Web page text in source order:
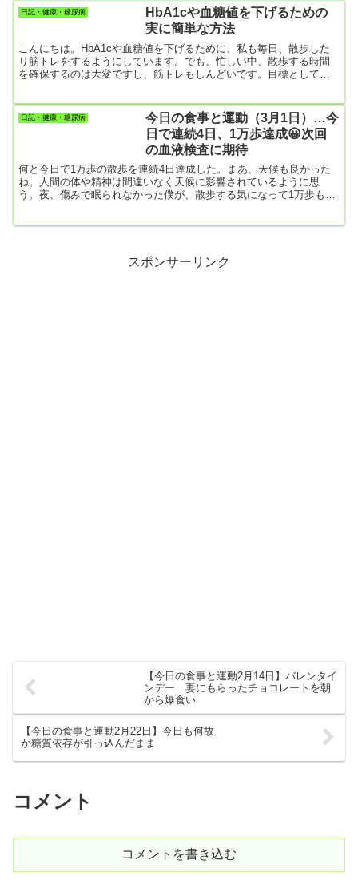
いました。それにいったん甘いものを食べだすとますます食欲がわ
いて、ソーメンやうどんの大盛り、焼きそばの大盛り、炊き込みお
こわのおにぎりを一度に4個、デニッシュ食パン（1斤...
日記・健康・糖尿病
HbA1cや血糖値を下げるための
実に簡単な方法
こんにちは。HbA1cや血糖値を下げるために、私も毎日、散歩した
り筋トレをするようにしています。でも、忙しい中、散歩する時間
を確保するのは大変ですし、筋トレもしんどいです。目標として
はHbA1cや体重を減らすのには大した影響はないんですよね。 も
ちろん「塵も積もれば山となる」で、毎日続けることで大きな効果
はあるんですけど、いい汗をかいからと自分に言い訳して、ビール
日記・健康・糖尿病
今日の食事と運動（3月1日）…今
日で連続4日、1万歩達成😀次回
の血液検査に期待
何と今日で1万歩の散歩を連続4日達成した。まあ、天候も良かった
ね。人間の体や精神は間違いなく天候に影響されているように思
う。夜、傷みで眠られなかった僕が、散歩する気になって1万歩も気
ー・ピーナツ 50ｇ・牛乳300㎖【昼食】食べず！【夕食】・アジフ
スポンサーリンク
【今日の食事と運動2月14日】バレンタイ
ンデー 妻にもらったチョコレートを朝
から爆食い
【今日の食事と運動2月22日】今日も何故
か糖質依存が引っ込んだまま
コメント
コメントを書き込む